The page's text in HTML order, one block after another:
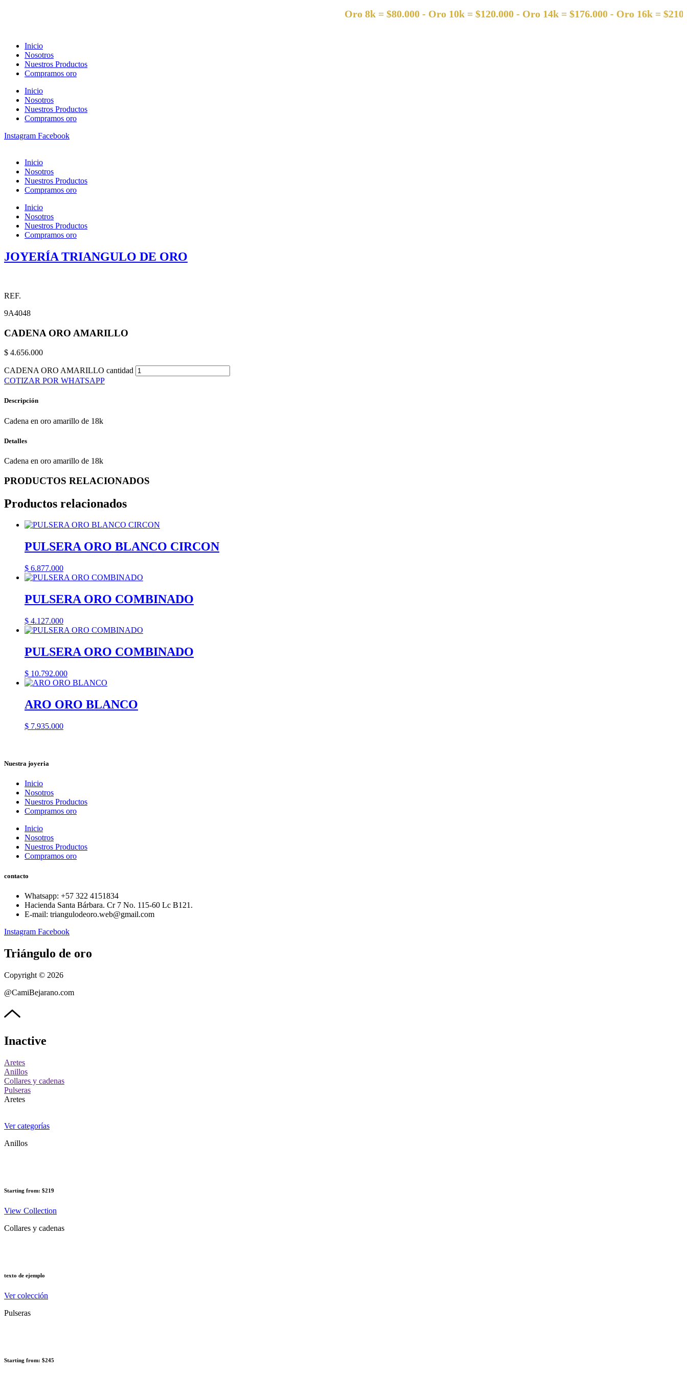
Oro 8k = $80.000 - Oro 10k = $120.000 - Oro 14k = $176.000 - Oro 16k = $210.000
Inicio
Nosotros
Nuestros Productos
Compramos oro
Inicio
Nosotros
Nuestros Productos
Compramos oro
Instagram Facebook
Inicio
Nosotros
Nuestros Productos
Compramos oro
Inicio
Nosotros
Nuestros Productos
Compramos oro
JOYERÍA TRIANGULO DE ORO
REF.
9A4048
CADENA ORO AMARILLO
$ 4.656.000
CADENA ORO AMARILLO cantidad
COTIZAR POR WHATSAPP
Descripción
Cadena en oro amarillo de 18k
Detalles
Cadena en oro amarillo de 18k
PRODUCTOS RELACIONADOS
Productos relacionados
PULSERA ORO BLANCO CIRCON
$ 6.877.000
PULSERA ORO COMBINADO
$ 4.127.000
PULSERA ORO COMBINADO
$ 10.792.000
ARO ORO BLANCO
$ 7.935.000
Nuestra joyeria
Inicio
Nosotros
Nuestros Productos
Compramos oro
Inicio
Nosotros
Nuestros Productos
Compramos oro
contacto
Whatsapp: ‪+57 322 4151834‬
Hacienda Santa Bárbara. Cr 7 No. 115-60 Lc B121.
E-mail: triangulodeoro.web@gmail.com
Instagram Facebook
Triángulo de oro
Copyright © 2026
@CamiBejarano.com
Inactive
Aretes
Anillos
Collares y cadenas
Pulseras
Aretes
Ver categorías
Anillos
Starting from: $219
View Collection
Collares y cadenas
texto de ejemplo
Ver colección
Pulseras
Starting from: $245